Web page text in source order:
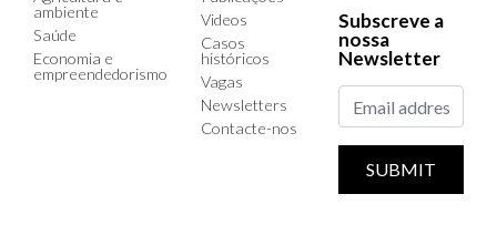
ambiente
Saúde
Economia e
empreendedorismo
Videos
Casos
históricos
Vagas
Newsletters
Contacte-nos
Subscreve a
nossa
Newsletter
SUBMIT